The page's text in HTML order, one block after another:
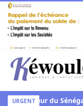
Aller au contenu
Kéwoulo, le
URGENT
en faveur du Sénégal